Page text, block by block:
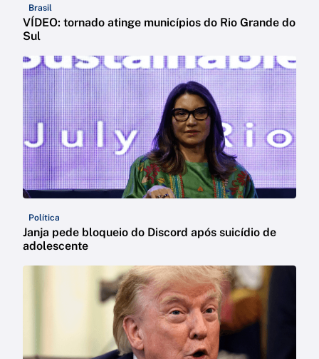
Brasil
VÍDEO: tornado atinge municípios do Rio Grande do
Sul
Política
Janja pede bloqueio do Discord após suicídio de
adolescente